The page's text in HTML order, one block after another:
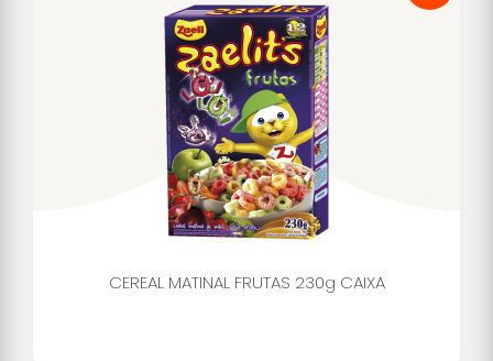
CEREAL MATINAL FRUTAS 230g CAIXA